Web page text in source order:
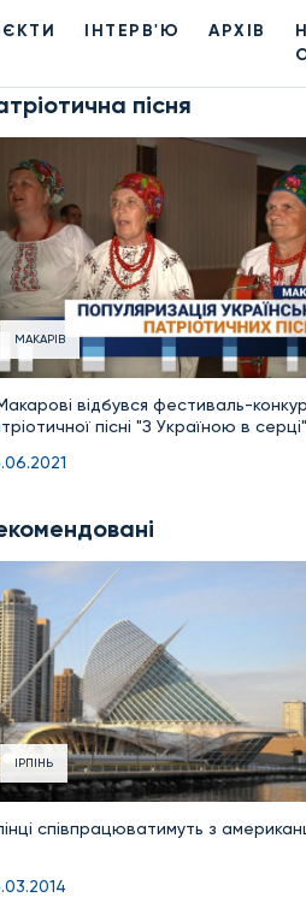
ІНТЕРВ'Ю АРХІВ
пісня
МАКАРІВ
відбувся фестиваль-
пісні "З Україною в серці"
ІРПІНЬ
співпрацюватимуть з